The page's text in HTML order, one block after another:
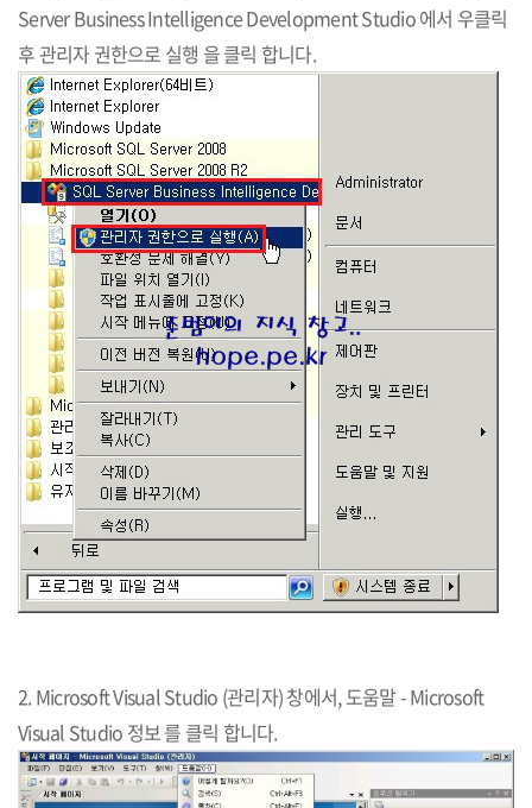
Server Business Intelligence Development Studio 에서 우클릭
후 관리자 권한으로 실행 을 클릭 합니다.
2. Microsoft Visual Studio (관리자) 창에서, 도움말 - Microsoft
Visual Studio 정보 를 클릭 합니다.